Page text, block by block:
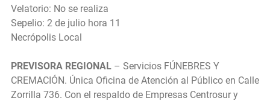
Velatorio: No se realiza
Sepelio: 2 de julio hora 11
Necrópolis Local
PREVISORA REGIONAL – Servicios FÚNEBRES Y
CREMACIÓN. Única Oficina de Atención al Público en Calle
Zorrilla 736. Con el respaldo de Empresas Centrosur y